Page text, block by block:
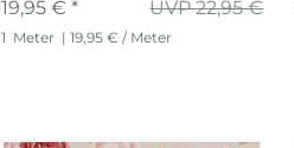
UVP 22,95 €
19,95 € *
1 Meter | 19,95 € / Meter